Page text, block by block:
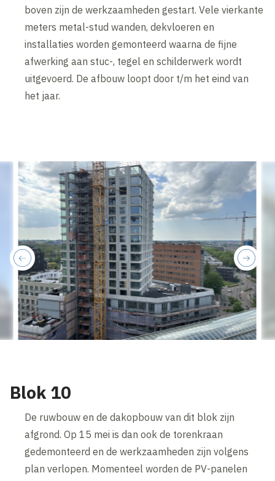
boven zijn de werkzaamheden gestart. Vele vierkante
meters metal-stud wanden, dekvloeren en
installaties worden gemonteerd waarna de fijne
afwerking aan stuc-, tegel en schilderwerk wordt
uitgevoerd. De afbouw loopt door t/m het eind van
het jaar.
next
previous
Blok 10
De ruwbouw en de dakopbouw van dit blok zijn
afgrond. Op 15 mei is dan ook de torenkraan
gedemonteerd en de werkzaamheden zijn volgens
plan verlopen. Momenteel worden de PV-panelen